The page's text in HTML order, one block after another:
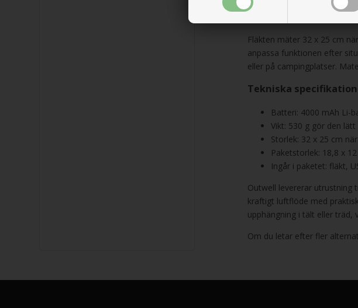
Vikt, storlek och vad
Fläkten mäter 32 x 25 cm
anpassa funktionen efter
eller på campingplatser.
Tekniska
Batteri: 4000 mAh Li-
Vikt: 530 g gör den
Storlek: 32 x 25 cm
Paketstorlek: 18,8 x
Ingår i paketet: fläkt,
Outwell levererar utrustning
kraftigt luftflöde med
upphängning i tält eller träd,
Om du letar efter fler